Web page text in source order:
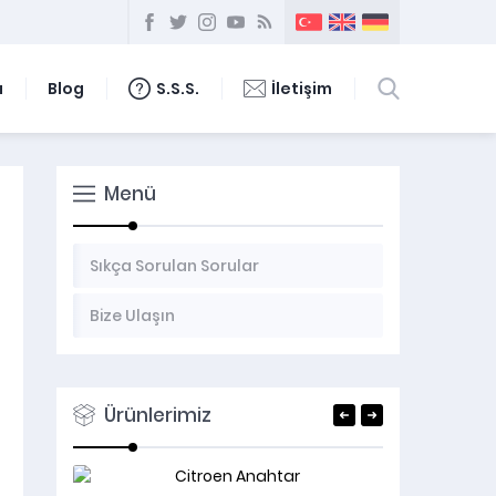
Blog S.S.S. İletişim
Menü
Sıkça Sorulan Sorular
Bize Ulaşın
Ürünlerimiz